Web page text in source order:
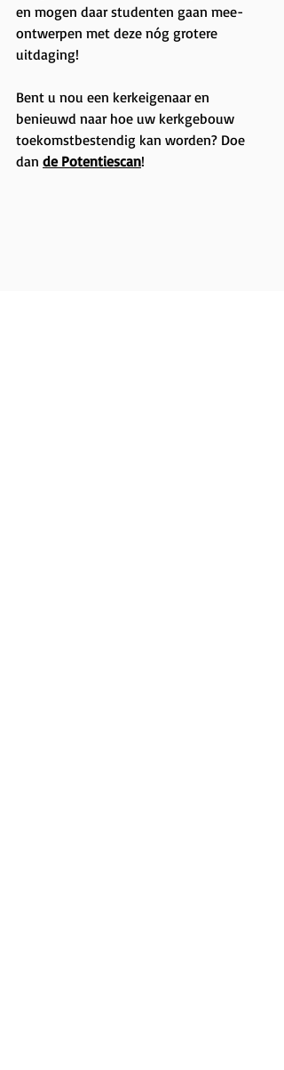
en mogen daar studenten gaan mee-
ontwerpen met deze nóg grotere
uitdaging!
Bent u nou een kerkeigenaar en
benieuwd naar hoe uw kerkgebouw
toekomstbestendig kan worden? Doe
dan de Potentiescan!